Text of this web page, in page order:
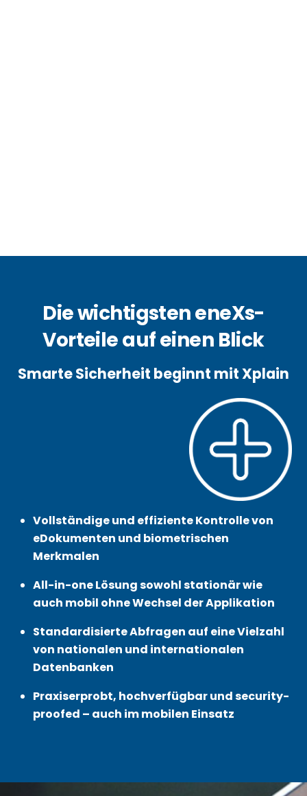
Die wichtigsten eneXs-
Vorteile auf einen Blick
Smarte Sicherheit beginnt mit Xplain
Vollständige und effiziente Kontrolle von
eDokumenten und biometrischen
Merkmalen
All-in-one Lösung sowohl stationär wie
auch mobil ohne Wechsel der Applikation
Standardisierte Abfragen auf eine Vielzahl
von nationalen und internationalen
Datenbanken
Praxiserprobt, hochverfügbar und security-
proofed – auch im mobilen Einsatz